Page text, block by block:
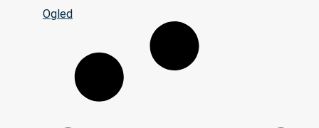
Ogled